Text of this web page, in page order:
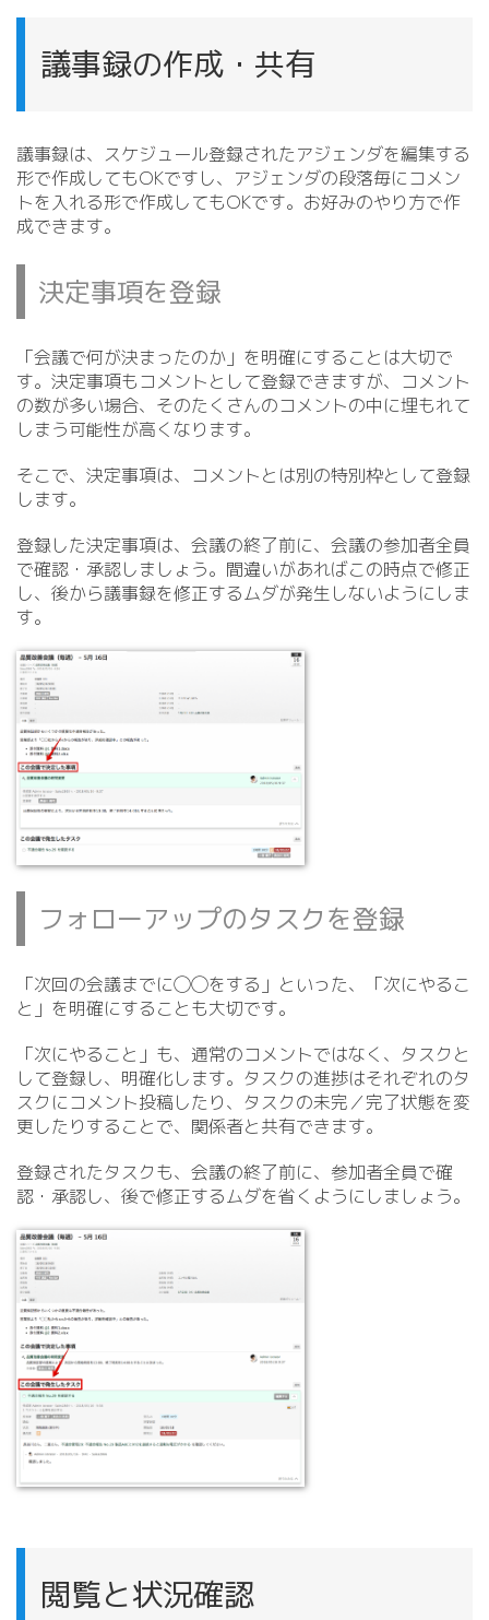
議事録の作成・共有
議事録は、スケジュール登録されたアジェンダを編集する
形で作成してもOKですし、アジェンダの段落毎にコメン
トを入れる形で作成してもOKです。お好みのやり方で作
成できます。
決定事項を登録
「会議で何が決まったのか」を明確にすることは大切で
す。決定事項もコメントとして登録できますが、コメント
の数が多い場合、そのたくさんのコメントの中に埋もれて
しまう可能性が高くなります。
そこで、決定事項は、コメントとは別の特別枠として登録
します。
登録した決定事項は、会議の終了前に、会議の参加者全員
で確認・承認しましょう。間違いがあればこの時点で修正
し、後から議事録を修正するムダが発生しないようにしま
す。
フォローアップのタスクを登録
「次回の会議までに◯◯をする」といった、「次にやるこ
と」を明確にすることも大切です。
「次にやること」も、通常のコメントではなく、タスクと
して登録し、明確化します。タスクの進捗はそれぞれのタ
スクにコメント投稿したり、タスクの未完／完了状態を変
更したりすることで、関係者と共有できます。
登録されたタスクも、会議の終了前に、参加者全員で確
認・承認し、後で修正するムダを省くようにしましょう。
閲覧と状況確認